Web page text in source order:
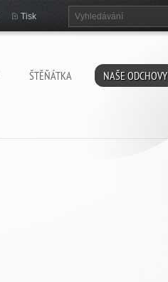
ŠTĚŇÁTKA
NAŠE ODCHOVY
Tisk